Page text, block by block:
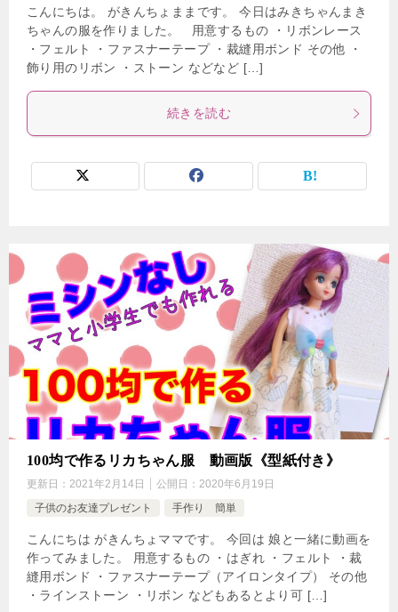
こんにちは。 がきんちょままです。 今日はみきちゃんまき
ちゃんの服を作りました。 用意するもの ・リボンレース
・フェルト ・ファスナーテープ ・裁縫用ボンド その他 ・
飾り用のリボン ・ストーン などなど […]
続きを読む
100均で作るリカちゃん服 動画版《型紙付き》
更新日： 2021年2月14日 公開日： 2020年6月19日
子供のお友達プレゼント
手作り 簡単
こんにちは がきんちょママです。 今回は 娘と一緒に動画を
作ってみました。 用意するもの ・はぎれ ・フェルト ・裁
縫用ボンド ・ファスナーテープ（アイロンタイプ） その他
・ラインストーン ・リボン などもあるとより可 […]